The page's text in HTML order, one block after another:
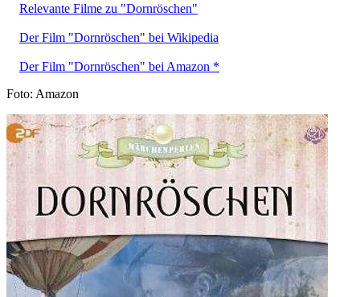
Relevante Filme zu "Dornröschen"
Der Film "Dornröschen" bei Wikipedia
Der Film "Dornröschen" bei Amazon *
Foto: Amazon